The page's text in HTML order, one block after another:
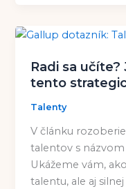
Radi sa
tento
Talenty
V článku
talentov s
Ukážeme vám,
talentu, ale aj